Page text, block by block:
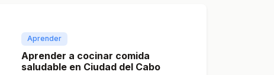
Aprender
Aprender a cocinar comida
saludable en Ciudad del Cabo